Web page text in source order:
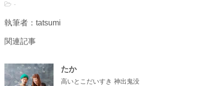
-
執筆者：tatsumi
関連記事
たか
高いとこだいすき 神出鬼没